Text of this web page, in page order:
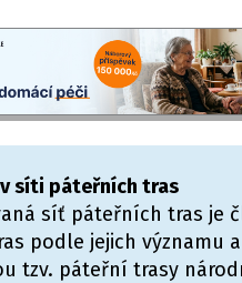
síti páteřních tras
síť páteřních tras je
podle jejich významu
tzv. páteřní trasy